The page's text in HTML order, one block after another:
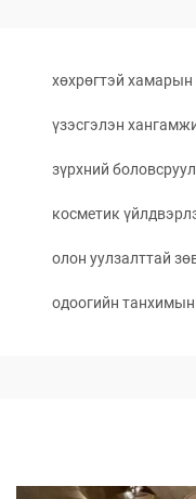
хөхрөгтэй хамарын
үзэсгэлэн
зүрхний
косметик
олон уулзалттай
одоогийн